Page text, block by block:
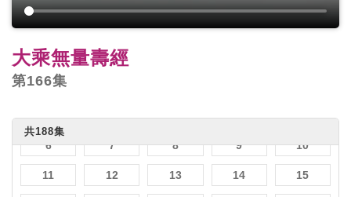
大乘無量壽經
第166集
共188集
1 2 3 4 5
6 7 8 9 10
11 12 13 14 15